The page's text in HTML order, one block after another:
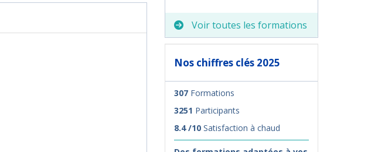
Voir toutes les formations
Nos chiffres clés 2025
307 Formations
3251 Participants
8.4 /10Satisfaction à chaud